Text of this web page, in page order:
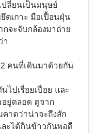
ปลี่ยนเป็นมนุษย์
ดเกาะ มือเปื้อนฝุ่น
กจะจับกล้องมาถ่าย
า
2 คนที่เดินมาด้วยกัน
ไปเรื่อยเปื่อย และ
ยู่ตลอด ดูจาก
คาดว่าน่าจะถึงสัก
ละได้กินข้าวกันพอดี